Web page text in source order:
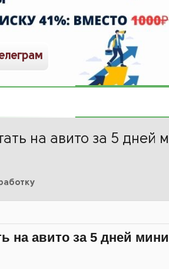
на авито за 5
на авито за 5 дней